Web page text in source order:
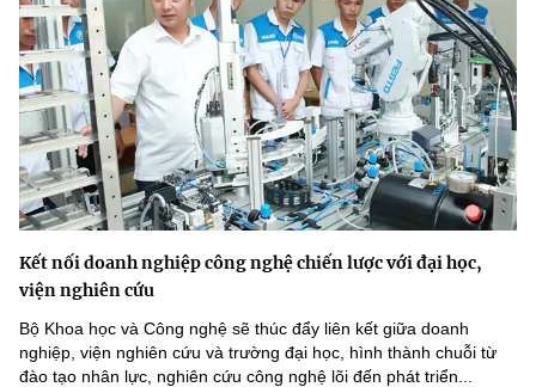
Kết nối doanh nghiệp công nghệ chiến lược với đại học,
viện nghiên cứu
Bộ Khoa học và Công nghệ sẽ thúc đẩy liên kết giữa doanh
nghiệp, viện nghiên cứu và trường đại học, hình thành chuỗi từ
đào tạo nhân lực, nghiên cứu công nghệ lõi đến phát triển...